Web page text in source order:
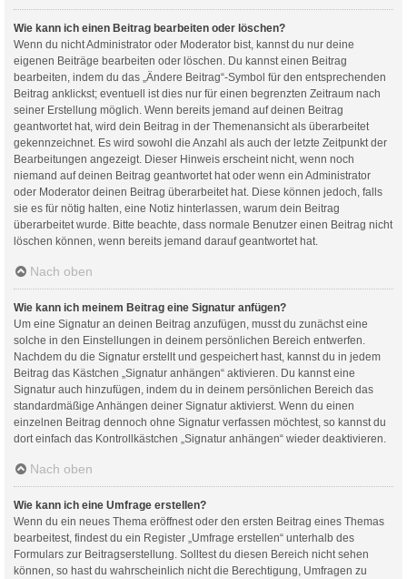
Wie kann ich einen Beitrag bearbeiten oder löschen?
Wenn du nicht Administrator oder Moderator bist, kannst du nur deine
eigenen Beiträge bearbeiten oder löschen. Du kannst einen Beitrag
bearbeiten, indem du das „Ändere Beitrag“-Symbol für den entsprechenden
Beitrag anklickst; eventuell ist dies nur für einen begrenzten Zeitraum nach
seiner Erstellung möglich. Wenn bereits jemand auf deinen Beitrag
geantwortet hat, wird dein Beitrag in der Themenansicht als überarbeitet
gekennzeichnet. Es wird sowohl die Anzahl als auch der letzte Zeitpunkt der
Bearbeitungen angezeigt. Dieser Hinweis erscheint nicht, wenn noch
niemand auf deinen Beitrag geantwortet hat oder wenn ein Administrator
oder Moderator deinen Beitrag überarbeitet hat. Diese können jedoch, falls
sie es für nötig halten, eine Notiz hinterlassen, warum dein Beitrag
überarbeitet wurde. Bitte beachte, dass normale Benutzer einen Beitrag nicht
löschen können, wenn bereits jemand darauf geantwortet hat.
Nach oben
Wie kann ich meinem Beitrag eine Signatur anfügen?
Um eine Signatur an deinen Beitrag anzufügen, musst du zunächst eine
solche in den Einstellungen in deinem persönlichen Bereich entwerfen.
Nachdem du die Signatur erstellt und gespeichert hast, kannst du in jedem
Beitrag das Kästchen „Signatur anhängen“ aktivieren. Du kannst eine
Signatur auch hinzufügen, indem du in deinem persönlichen Bereich das
standardmäßige Anhängen deiner Signatur aktivierst. Wenn du einen
einzelnen Beitrag dennoch ohne Signatur verfassen möchtest, so kannst du
dort einfach das Kontrollkästchen „Signatur anhängen“ wieder deaktivieren.
Nach oben
Wie kann ich eine Umfrage erstellen?
Wenn du ein neues Thema eröffnest oder den ersten Beitrag eines Themas
bearbeitest, findest du ein Register „Umfrage erstellen“ unterhalb des
Formulars zur Beitragserstellung. Solltest du diesen Bereich nicht sehen
können, so hast du wahrscheinlich nicht die Berechtigung, Umfragen zu